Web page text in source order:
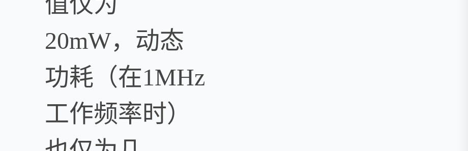
20mW，动态
功耗（在1MHz
工作频率时）